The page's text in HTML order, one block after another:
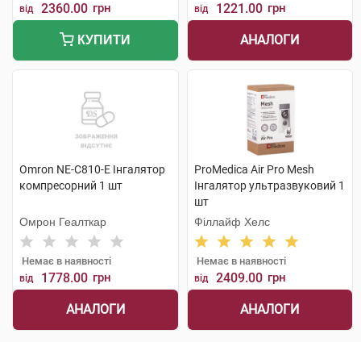
від 2360.00 грн
КУПИТИ
від 1221.00 грн
АНАЛОГИ
Omron NE-C810-E Інгалятор
компресорний 1 шт
Омрон Геалткар
Немає в наявності
від 1778.00 грн
АНАЛОГИ
ProMedica Air Pro Mesh
Інгалятор ультразвуковий 1
шт
Філлайф Хелс
Немає в наявності
від 2409.00 грн
АНАЛОГИ